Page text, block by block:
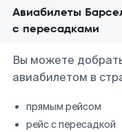
Авиабилеты
с пересадками
Вы можете
авиабилетом в
прямым рейсом
рейс с пересадкой